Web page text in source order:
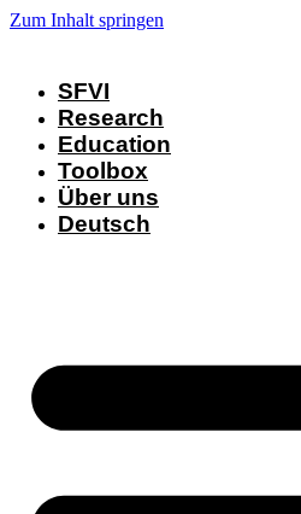
Zum Inhalt springen
SFVI
Research
Education
Toolbox
Über uns
Deutsch